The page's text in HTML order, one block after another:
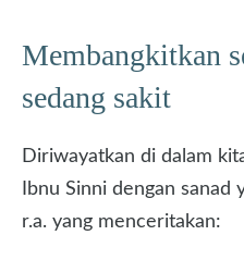
Membangkitkan
sedang sakit
Diriwayatkan di dalam
Ibnu Sinni dengan sanad
r.a. yang menceritakan: